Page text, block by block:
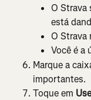
O Strava
está
O Strava
Você é a
Marque a
importantes.
Toque em